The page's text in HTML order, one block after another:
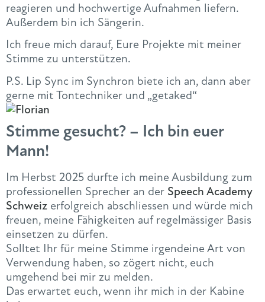
reagieren und hochwertige Aufnahmen liefern.
Außerdem bin ich Sängerin.
Ich freue mich darauf, Eure Projekte mit meiner
Stimme zu unterstützen.
P.S. Lip Sync im Synchron biete ich an, dann aber
gerne mit Tontechniker und „getaked“
Stimme gesucht? – Ich bin euer
Mann!
Im Herbst 2025 durfte ich meine Ausbildung zum
professionellen Sprecher an der Speech Academy
Schweiz erfolgreich abschliessen und würde mich
freuen, meine Fähigkeiten auf regelmässiger Basis
einsetzen zu dürfen.
Solltet Ihr für meine Stimme irgendeine Art von
Verwendung haben, so zögert nicht, euch
umgehend bei mir zu melden.
Das erwartet euch, wenn ihr mich in der Kabine